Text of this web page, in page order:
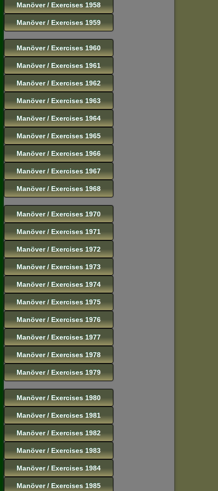
Manöver / Exercises 1958
Manöver / Exercises 1959
Manöver / Exercises 1960
Manöver / Exercises 1961
Manöver / Exercises 1962
Manöver / Exercises 1963
Manöver / Exercises 1964
Manöver / Exercises 1965
Manöver / Exercises 1966
Manöver / Exercises 1967
Manöver / Exercises 1968
Manöver / Exercises 1970
Manöver / Exercises 1971
Manöver / Exercises 1972
Manöver / Exercises 1973
Manöver / Exercises 1974
Manöver / Exercises 1975
Manöver / Exercises 1976
Manöver / Exercises 1977
Manöver / Exercises 1978
Manöver / Exercises 1979
Manöver / Exercises 1980
Manöver / Exercises 1981
Manöver / Exercises 1982
Manöver / Exercises 1983
Manöver / Exercises 1984
Manöver / Exercises 1985